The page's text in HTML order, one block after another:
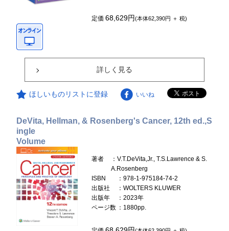
定価68,629円(本体62,390円 ＋ 税)
詳しく見る
ほしいものリストに登録 いいね
DeVita, Hellman, & Rosenberg's Cancer, 12th ed.,S
ingle
Volume
著者
：V.T.DeVita,Jr., T.S.Lawrence & S.
A.Rosenberg
ISBN
：978-1-975184-74-2
出版社
：WOLTERS KLUWER
出版年
：2023年
ページ数 ：1880pp.